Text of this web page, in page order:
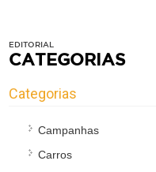
EDITORIAL
CATEGORIAS
Categorias
Campanhas
Carros